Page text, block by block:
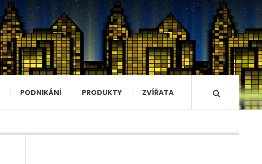
PODNIKÁNÍ PRODUKTY ZVÍŘATA